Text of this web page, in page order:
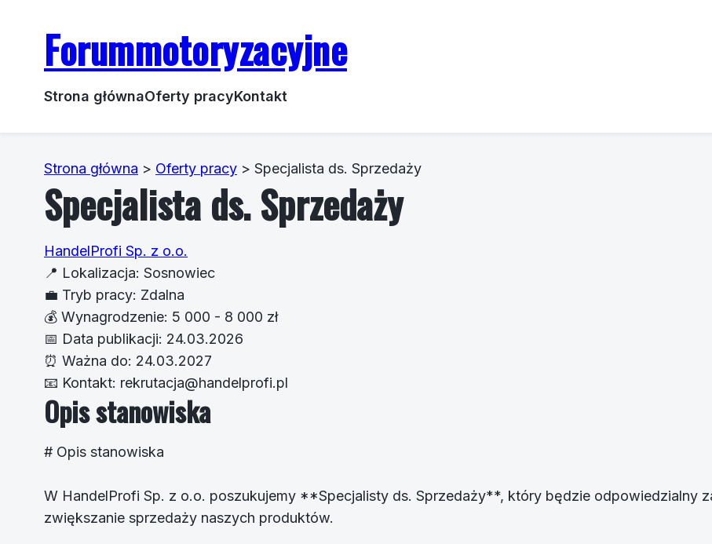
Forummotoryzacyjne
Strona głównaOferty pracyKontakt
Strona główna > Oferty pracy > Specjalista ds. Sprzedaży
Specjalista ds. Sprzedaży
HandelProfi Sp. z o.o.
📍 Lokalizacja: Sosnowiec
💼 Tryb pracy: Zdalna
💰 Wynagrodzenie: 5 000 - 8 000 zł
📅 Data publikacji: 24.03.2026
⏰ Ważna do: 24.03.2027
📧 Kontakt: rekrutacja@handelprofi.pl
Opis stanowiska
# Opis stanowiska
W HandelProfi Sp. z o.o. poszukujemy **Specjalisty ds. Sprzedaży**, który będzie odpowiedzialny
zwiększanie sprzedaży naszych produktów.